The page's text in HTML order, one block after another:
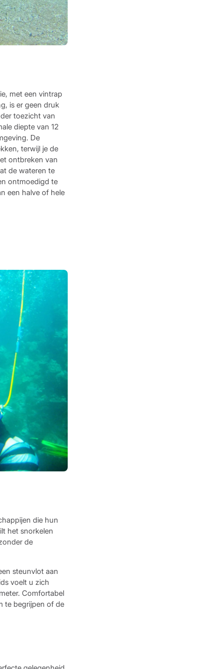
met een vintrap
is er geen druk
toezicht van
diepte van 12
De
terwijl je de
ontbreken van
de wateren te
ontmoedigd te
een halve of hele
die hun
het snorkelen
de
steunvlot aan
voelt u zich
Comfortabel
te begrijpen of de